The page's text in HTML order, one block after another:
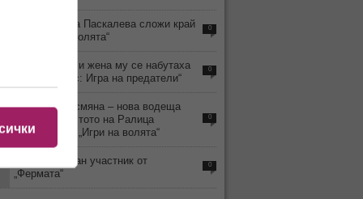
Защо Ралица Паскалева сложи край
на „Игри на волята“
0
Наум Шопов и жена му се набутаха
и в „Трейтърс: Игра на предатели“
0
Неочаквана смяна – нова водеща
влиза на мястото на Ралица
Паскалева в „Игри на волята“
0
Почина обичан участник от
„Фермата“
0